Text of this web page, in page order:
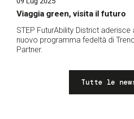
Viaggia green, visita il futuro
STEP FuturAbility District aderisce
nuovo programma fedeltà di
Partner.
Tutte le